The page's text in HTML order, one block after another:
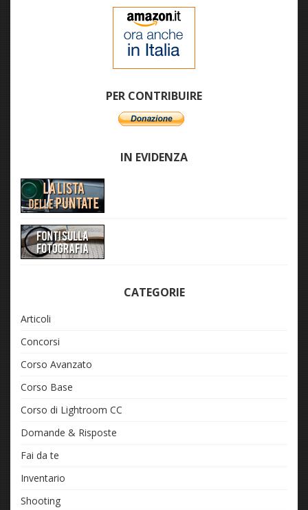
PER CONTRIBUIRE
IN EVIDENZA
CATEGORIE
Articoli
Concorsi
Corso Avanzato
Corso Base
Corso di Lightroom CC
Domande & Risposte
Fai da te
Inventario
Shooting